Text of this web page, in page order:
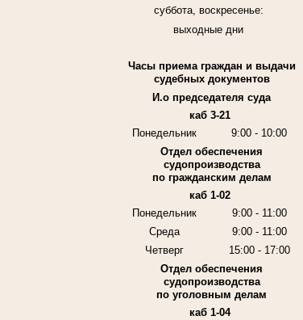
суббота, воскресенье:
выходные дни
Часы приема граждан и выдачи
судебных документов
И.о председателя суда
каб 3-21
Понедельник
9:00 - 10:00
Отдел обеспечения
судопроизводства
по гражданским делам
каб 1-02
Понедельник
9:00 - 11:00
Среда
9:00 - 11:00
Четверг
15:00 - 17:00
Отдел обеспечения
судопроизводства
по уголовным делам
каб 1-04